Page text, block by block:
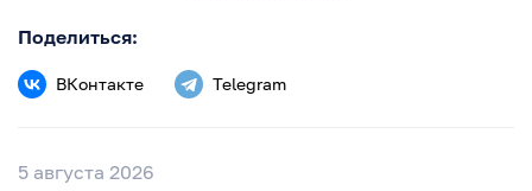
Поделиться:
ВКонтакте Telegram
5 августа 2026